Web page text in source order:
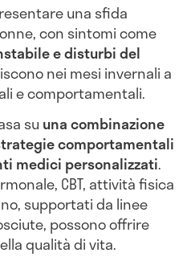
una sfida
con sintomi come
e disturbi del
nei mesi invernali a
e comportamentali.
su una combinazione
comportamentali
medici personalizzati.
CBT, attività fisica
supportati da linee
possono offrire
qualità di vita.